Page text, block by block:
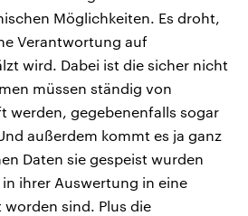
Möglichkeiten. Es droht,
Verantwortung auf
wird. Dabei ist die sicher nicht
müssen ständig von
werden, gegebenenfalls sogar
außerdem kommt es ja ganz
Daten sie gespeist wurden
ihrer Auswertung in eine
sind. Plus die